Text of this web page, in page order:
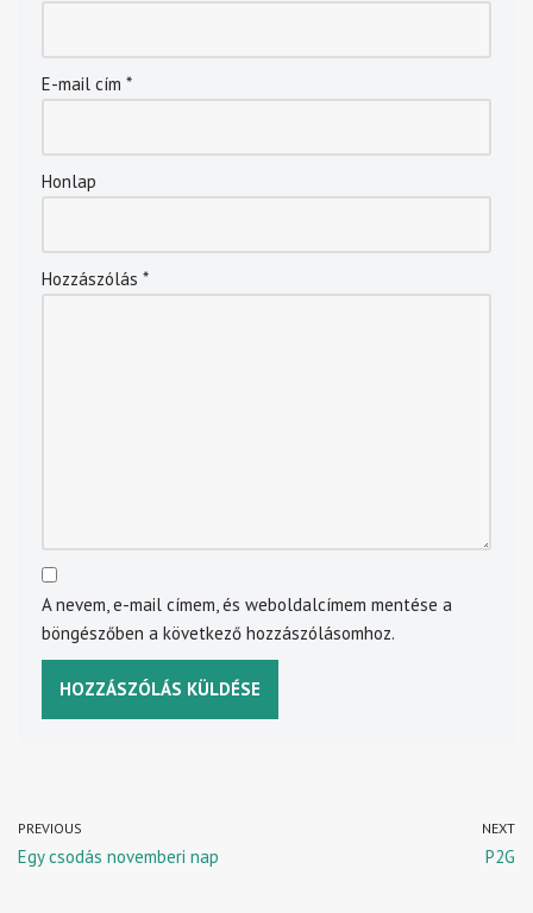
E-mail cím *
Honlap
Hozzászólás *
A nevem, e-mail címem, és weboldalcímem mentése a
böngészőben a következő hozzászólásomhoz.
PREVIOUS
Egy csodás novemberi nap
NEXT
P2G